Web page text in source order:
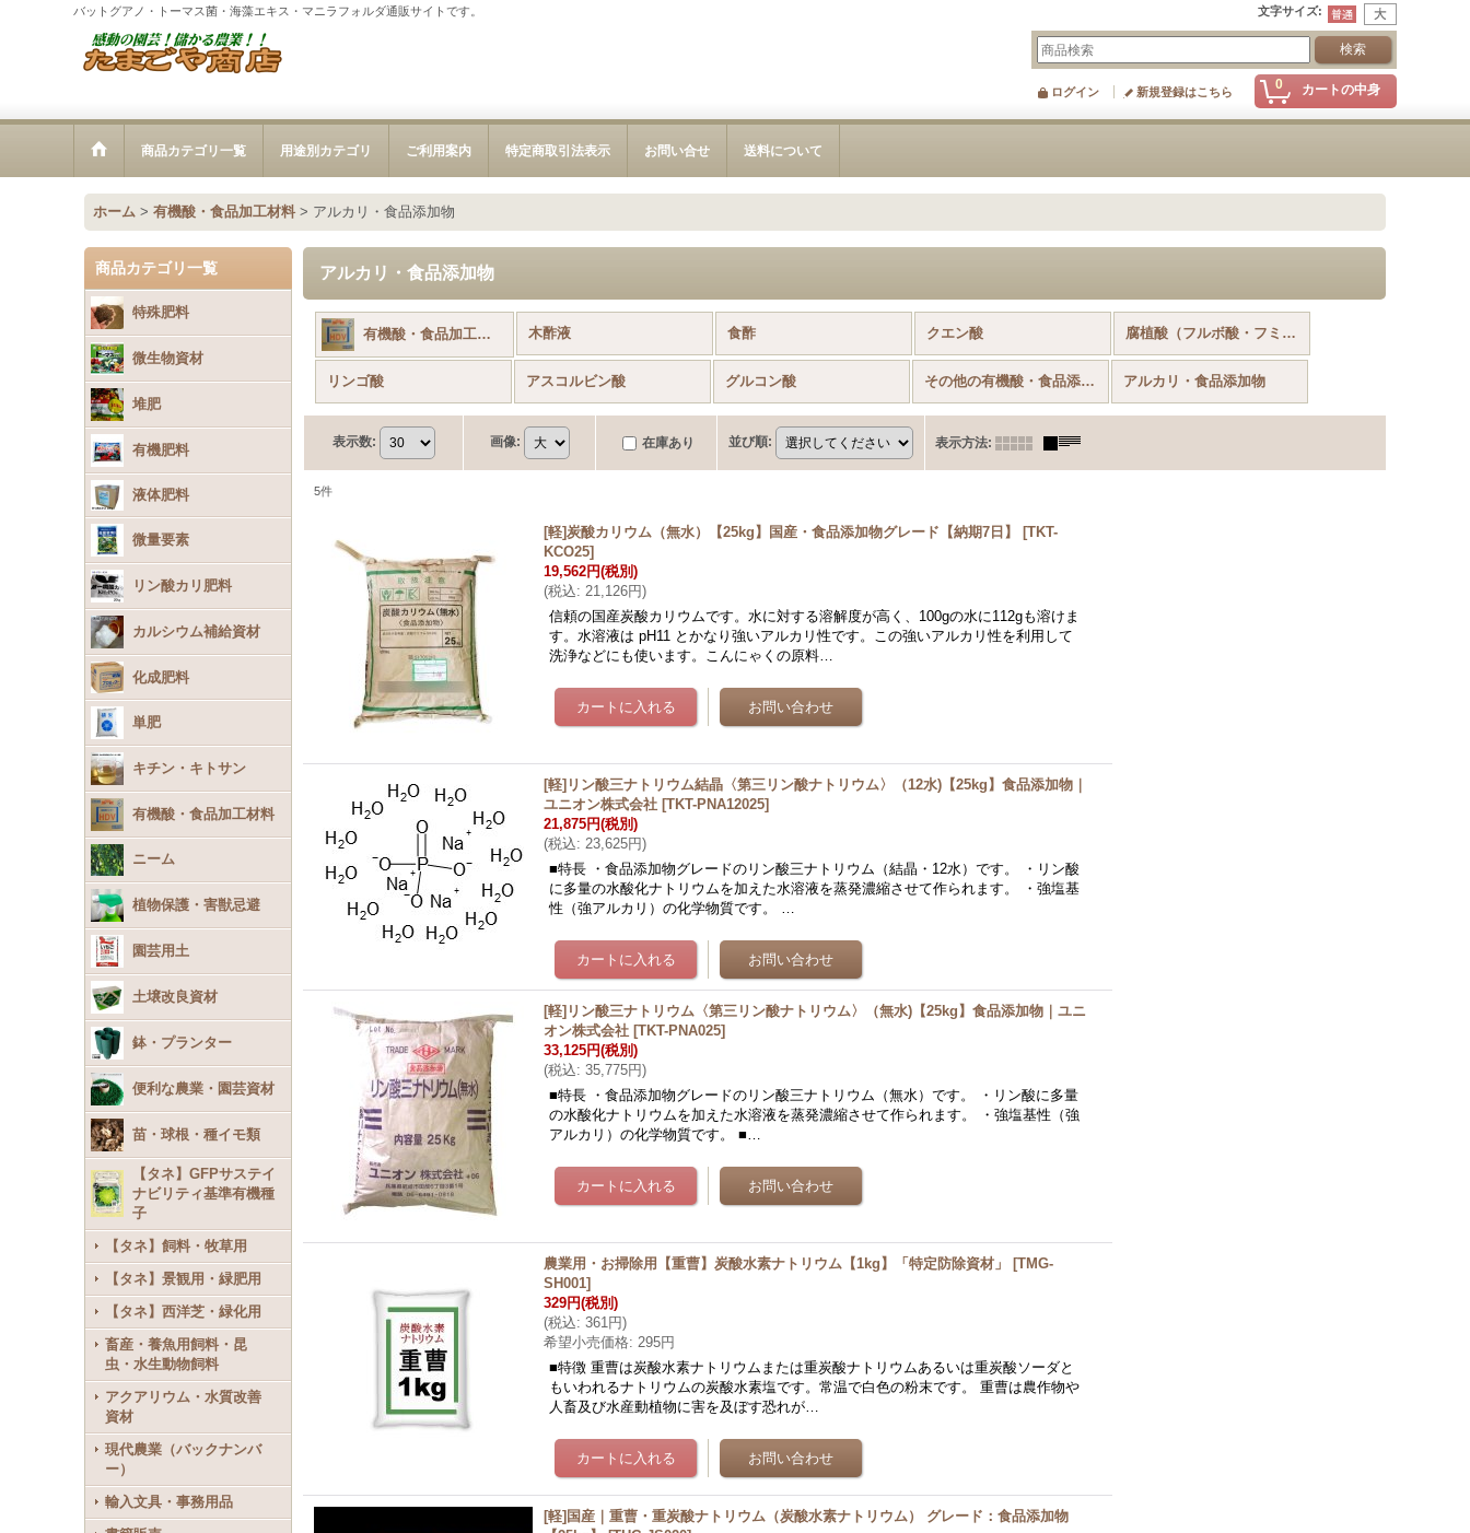
バットグアノ・トーマス菌・海藻エキス・マニラフォルダ通販サイトです。 文字サイズ:
0 カートの中身
ログイン 新規登録はこちら
商品カテゴリ一覧 用途別カテゴリ ご利用案内 特定商取引法表示 お問い合せ 送料について
ホーム > 有機酸・食品加工材料 > アルカリ・食品添加物
商品カテゴリ一覧
特殊肥料
微生物資材
堆肥
有機肥料
液体肥料
微量要素
リン酸カリ肥料
カルシウム補給資材
化成肥料
単肥
キチン・キトサン
有機酸・食品加工材料
ニーム
植物保護・害獣忌避
園芸用土
土壌改良資材
鉢・プランター
便利な農業・園芸資材
苗・球根・種イモ類
【タネ】GFPサステイ
ナビリティ基準有機種
子
【タネ】飼料・牧草用
【タネ】景観用・緑肥用
【タネ】西洋芝・緑化用
畜産・養魚用飼料・昆
虫・水生動物飼料
アクアリウム・水質改善
資材
現代農業（バックナンバ
ー）
輸入文具・事務用品
アルカリ・食品添加物
有機酸・食品加工材料 (全商品) 木酢液 食酢 クエン酸 腐植酸（フルボ酸・フミン酸）
リンゴ酸 アスコルビン酸 グルコン酸 その他の有機酸・食品添加物 アルカリ・食品添加物
表示数: 画像: 在庫あり 並び順: 表示方法:
5件
[軽]炭酸カリウム（無水）【25kg】国産・食品添加物グレード【納期7日】 [TKT-
KCO25]
19,562円(税別)
(税込: 21,126円)
信頼の国産炭酸カリウムです。水に対する溶解度が高く、100gの水に112gも溶けま
す。水溶液は pH11 とかなり強いアルカリ性です。この強いアルカリ性を利用して
洗浄などにも使います。こんにゃくの原料…
[軽]リン酸三ナトリウム結晶〈第三リン酸ナトリウム〉（12水)【25kg】食品添加物｜
ユニオン株式会社 [TKT-PNA12025]
21,875円(税別)
(税込: 23,625円)
■特長 ・食品添加物グレードのリン酸三ナトリウム（結晶・12水）です。 ・リン酸
に多量の水酸化ナトリウムを加えた水溶液を蒸発濃縮させて作られます。 ・強塩基
性（強アルカリ）の化学物質です。 …
[軽]リン酸三ナトリウム〈第三リン酸ナトリウム〉（無水)【25kg】食品添加物｜ユニ
オン株式会社 [TKT-PNA025]
33,125円(税別)
(税込: 35,775円)
■特長 ・食品添加物グレードのリン酸三ナトリウム（無水）です。 ・リン酸に多量
の水酸化ナトリウムを加えた水溶液を蒸発濃縮させて作られます。 ・強塩基性（強
アルカリ）の化学物質です。 ■…
農業用・お掃除用【重曹】炭酸水素ナトリウム【1kg】「特定防除資材」 [TMG-
SH001]
329円(税別)
(税込: 361円)
希望小売価格: 295円
■特徴 重曹は炭酸水素ナトリウムまたは重炭酸ナトリウムあるいは重炭酸ソーダと
もいわれるナトリウムの炭酸水素塩です。常温で白色の粉末です。 重曹は農作物や
人畜及び水産動植物に害を及ぼす恐れが…
[軽]国産｜重曹・重炭酸ナトリウム（炭酸水素ナトリウム） グレード：食品添加物